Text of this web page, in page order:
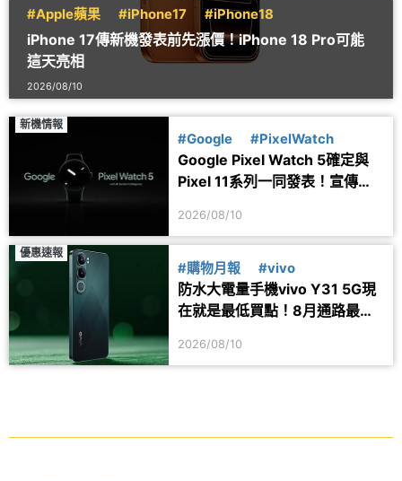
#Apple蘋果 #iPhone17 #iPhone18
iPhone 17傳新機發表前先漲價！iPhone 18 Pro可能
這天亮相
2026/08/10
新機情報
#Google #PixelWatch
Google Pixel Watch 5確定與
Pixel 11系列一同發表！宣傳圖
2026/08/10
優惠速報
#購物月報 #vivo
防水大電量手機vivo Y31 5G現
在就是最低買點！8月通路最新
2026/08/10